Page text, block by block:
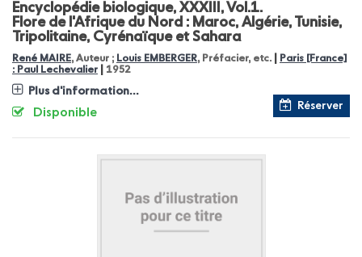
Encyclopédie biologique, XXXIII, Vol.1.
Flore de l'Afrique du Nord : Maroc, Algérie, Tunisie,
Tripolitaine, Cyrénaïque et Sahara
René MAIRE, Auteur ; Louis EMBERGER, Préfacier, etc.
Paris [France]
: Paul Lechevalier
1952
Plus d'information...
Réserver
Disponible